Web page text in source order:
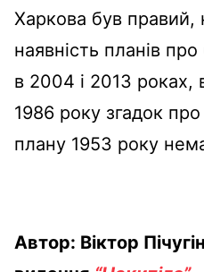
Харкова був правий,
наявність планів
в 2004 і 2013 роках,
1986 року згадок
плану 1953 року
Автор: Віктор